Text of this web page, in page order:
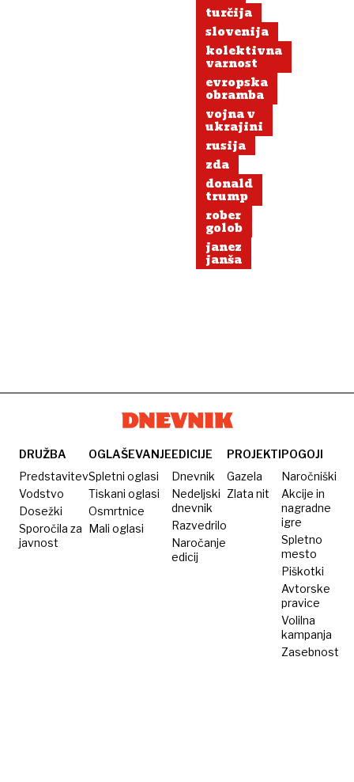
turčija
slovenija
kolektivna
varnost
evropska
obramba
vojna v
ukrajini
rusija
zda
donald
trump
rober
golob
janez
janša
DRUŽBA
Predstavitev
Vodstvo
Dosežki
Sporočila za
javnost
OGLAŠEVANJE
Spletni oglasi
Tiskani oglasi
Osmrtnice
Mali oglasi
EDICIJE
Dnevnik
Nedeljski
dnevnik
Razvedrilo
Naročanje
edicij
PROJEKTI
Gazela
Zlata nit
POGOJI
Naročniški
Akcije in
nagradne
igre
Spletno
mesto
Piškotki
Avtorske
pravice
Volilna
kampanja
Zasebnost